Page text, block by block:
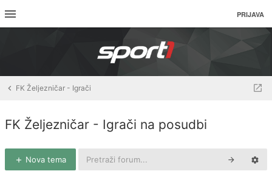
PRIJAVA
FK Željezničar - Igrači
FK Željezničar - Igrači na posudbi
Nova tema